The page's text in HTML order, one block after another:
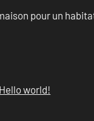
pour un
Hello world!